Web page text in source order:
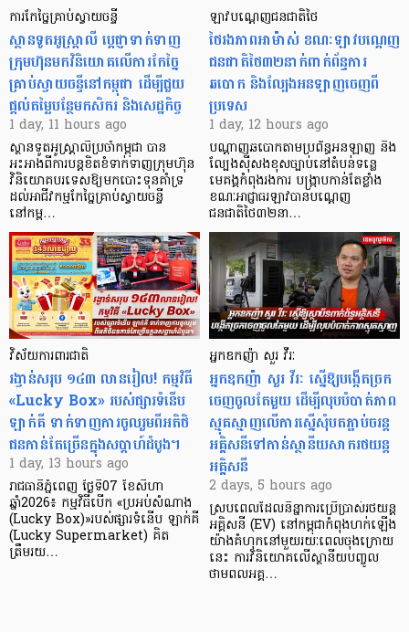
ការកែច្នៃគ្រាប់ស្វាយចន្ទី
ស្ថានទូតអូស្ត្រាលី ប្តេជ្ញាទាក់ទាញ
ក្រុមហ៊ុនមក​វិនិយោគលើការកែច្នៃ
គ្រាប់ស្វាយចន្ទីនៅកម្ពុជា ដើម្បីជួយ
ផ្តល់តម្លៃបន្ថែមកសិករ និងសេដ្ឋកិច្ច
1 day, 11 hours ago
ស្ថានទូតអូស្ត្រាលីប្រចាំកម្ពុជា បាន
អះអាងពីការបន្តខិតខំទាក់ទាញក្រុមហ៊ុន
វិនិយោគបរទេសឱ្យមកបោះទុនគាំទ្រ
ដល់អាជីវកម្មកែច្នៃគ្រាប់ស្វាយចន្ទី
នៅកម្ព…
ឡាវបណ្តេញជនជាតិថៃ
ថៃរងភាពអាម៉ាស់ ខណៈឡាវបណ្តេញ
ជនជាតិថៃ៣២នាក់ពាក់ព័ន្ធការ
ឆបោក និងល្បែងអនឡាញចេញពី
ប្រទេស
1 day, 12 hours ago
បណ្តាញឆបោកតាមប្រព័ន្ធអនឡាញ និង
ល្បែងស៊ីសងខុសច្បាប់នៅតំបន់ទន្លេ
មេគង្គកំពុងរងការ បង្ក្រាប​កាន់តែខ្លាំង
ខណៈអាជ្ញាធរឡាវបានបណ្តេញ
ជនជាតិថៃ៣២នា…
វិស័យការពារជាតិ
រង្វាន់សរុប ១៤៣ លានរៀល! កម្មវិធី
«Lucky Box» របស់ផ្សារទំនើប
ឡាក់គី ទាក់ទាញការចូលរួមពីអតិថិ
ជនកាន់តែច្រើនក្នុងសប្តាហ៍ដំបូង។
1 day, 13 hours ago
រាជធានីភ្នំពេញ ថ្ងៃទី07 ខែសីហា
ឆ្នាំ2026៖ កម្មវិធីបើក «ប្រអប់សំណាង
(Lucky Box)»របស់ផ្សារទំនើប ឡាក់គី
(Lucky Supermarket) គិត
ត្រឹមរយ…
អ្នកឧកញ៉ា សួរ វីរៈ
អ្នកឧកញ៉ា សួរ វីរៈ ស្នើឱ្យបង្កើតច្រក
ចេញចូលតែមួយ ដើម្បីលុបបំបាត់ភាព
ស្មុគស្មាញលើការស្នើសុំបតភ្ជាប់ចរន្ត
អគ្គិសនីទៅកាន់ស្ថានីយសាករថយន្ត
អគ្គិសនី
2 days, 5 hours ago
ស្របពេលដែលនិន្នាការប្រើប្រាស់រថយន្ត
អគ្គិសនី (EV) នៅកម្ពុជាកំពុងហក់ឡើង
យ៉ាងគំហុកនៅមួយរយៈពេលចុងក្រោយ
នេះ ការវិនិយោគលើស្ថានីយបញ្ចូល
ថាមពលអគ្គ…